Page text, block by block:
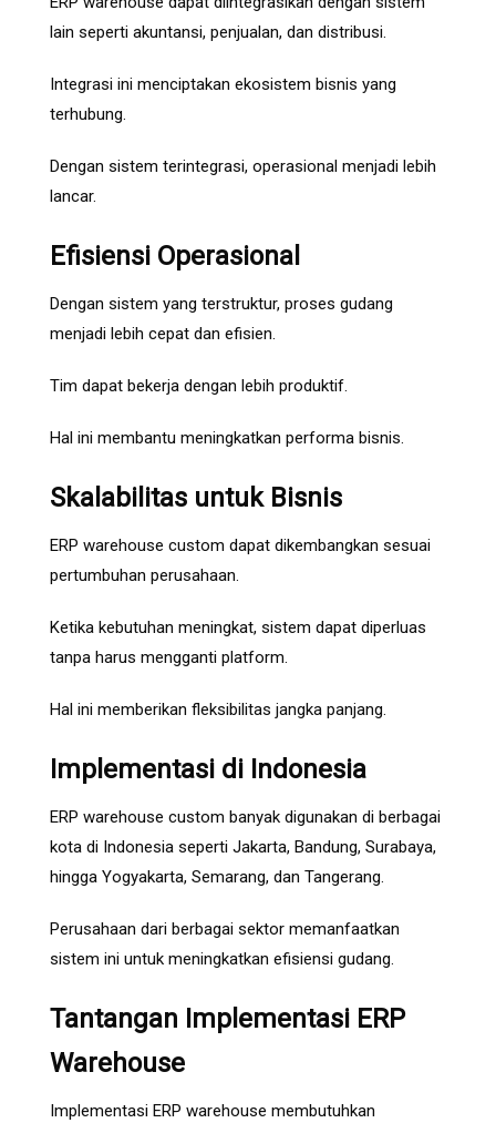
lain seperti akuntansi, penjualan, dan distribusi.
Integrasi ini menciptakan ekosistem bisnis yang
terhubung.
Dengan sistem terintegrasi, operasional menjadi lebih
lancar.
Efisiensi Operasional
Dengan sistem yang terstruktur, proses gudang
menjadi lebih cepat dan efisien.
Tim dapat bekerja dengan lebih produktif.
Hal ini membantu meningkatkan performa bisnis.
Skalabilitas untuk Bisnis
ERP warehouse custom dapat dikembangkan sesuai
pertumbuhan perusahaan.
Ketika kebutuhan meningkat, sistem dapat diperluas
tanpa harus mengganti platform.
Hal ini memberikan fleksibilitas jangka panjang.
Implementasi di Indonesia
ERP warehouse custom banyak digunakan di berbagai
kota di Indonesia seperti Jakarta, Bandung, Surabaya,
hingga Yogyakarta, Semarang, dan Tangerang.
Perusahaan dari berbagai sektor memanfaatkan
sistem ini untuk meningkatkan efisiensi gudang.
Tantangan Implementasi ERP
Warehouse
Implementasi ERP warehouse membutuhkan